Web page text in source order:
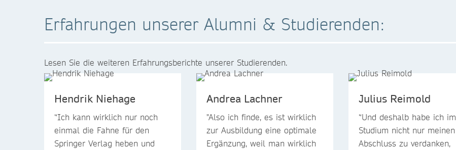
Erfahrungen unserer Alumni & Studierenden:
Lesen Sie die weiteren Erfahrungsberichte unserer Studierenden.
Hendrik Niehage
“Ich kann wirklich nur noch
einmal die Fahne für den
Springer Verlag heben und
Andrea Lachner
"Also ich finde, es ist wirklich
zur Ausbildung eine optimale
Ergänzung, weil man wirklich
Julius Reimold
“Und deshalb habe ich im
Studium nicht nur meinen
Abschluss zu verdanken,